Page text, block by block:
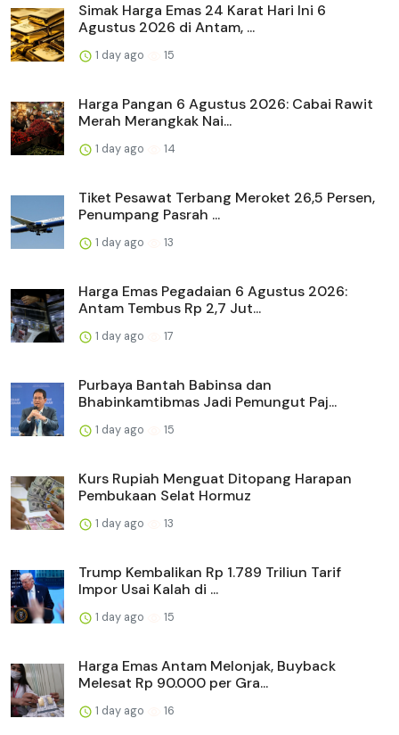
Simak Harga Emas 24 Karat Hari Ini 6
Agustus 2026 di Antam, ...
1 day ago 15
Harga Pangan 6 Agustus 2026: Cabai Rawit
Merah Merangkak Nai...
1 day ago 14
Tiket Pesawat Terbang Meroket 26,5 Persen,
Penumpang Pasrah ...
1 day ago 13
Harga Emas Pegadaian 6 Agustus 2026:
Antam Tembus Rp 2,7 Jut...
1 day ago 17
Purbaya Bantah Babinsa dan
Bhabinkamtibmas Jadi Pemungut Paj...
1 day ago 15
Kurs Rupiah Menguat Ditopang Harapan
Pembukaan Selat Hormuz
1 day ago 13
Trump Kembalikan Rp 1.789 Triliun Tarif
Impor Usai Kalah di ...
1 day ago 15
Harga Emas Antam Melonjak, Buyback
Melesat Rp 90.000 per Gra...
1 day ago 16